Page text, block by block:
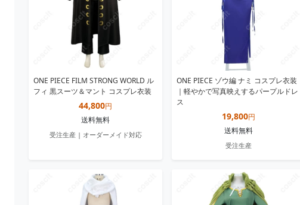
ONE PIECE FILM STRONG WORLD ル
フィ 黒スーツ＆マント コスプレ衣装
44,800円
送料無料
受注生産 | オーダーメイド対応
ONE PIECE ゾウ編 ナミ コスプレ衣装
｜軽やかで写真映えするパープルドレ
ス
19,800円
送料無料
受注生産